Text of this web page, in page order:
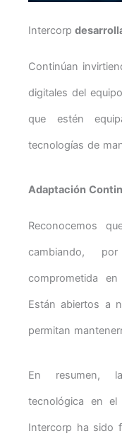
Intercorp
Continúan
digitales del
que estén
tecnologías de
Adaptación
Reconocemos
cambiando,
comprometida
Están abiertos a
permitan
En
tecnológica en
Intercorp ha sido